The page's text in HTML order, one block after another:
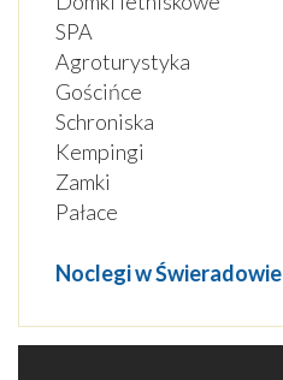
SPA
Agroturystyka
Gościńce
Schroniska
Kempingi
Zamki
Pałace
Noclegi w Świeradowie